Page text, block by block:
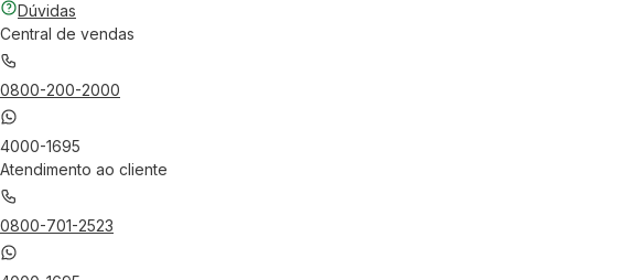
Dúvidas
Central de vendas
0800-200-2000
4000-1695
Atendimento ao cliente
0800-701-2523